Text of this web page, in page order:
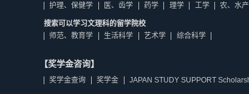
护理、保健学
医、齿学 药学 理学 工学 农、水
搜索可以学习文理科的留学院校
师范、教育学
生活科学 艺术学 综合科学
【奖学金咨询】
奖学金查询 奖学金 JAPAN STUDY SUPPORT